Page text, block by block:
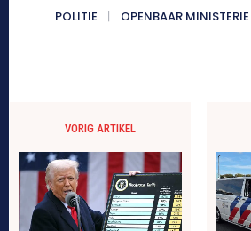
POLITIE
OPENBAAR MINISTERIE
VORIG ARTIKEL